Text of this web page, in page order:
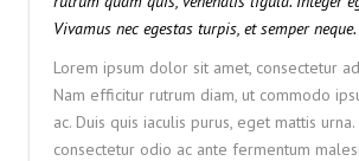
Vivamus nec egestas turpis, et semper neque.
Lorem ipsum dolor sit amet, consectetur
Nam efficitur rutrum diam, ut commodo
ac. Duis quis iaculis purus, eget mattis
consectetur odio ac ante fermentum